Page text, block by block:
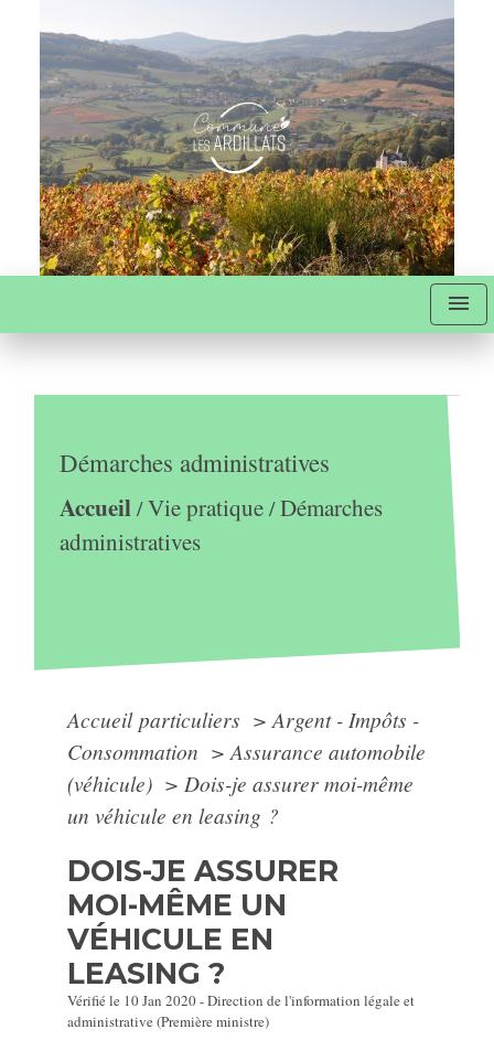
menu
Démarches administratives
Accueil/Vie pratique/Démarches
administratives
Accueil particuliers > Argent - Impôts -
Consommation > Assurance automobile
(véhicule) > Dois-je assurer moi-même
un véhicule en leasing ?
DOIS-JE ASSURER
MOI-MÊME UN
VÉHICULE EN
LEASING ?
Vérifié le 10 Jan 2020 - Direction de l'information légale et
administrative (Première ministre)